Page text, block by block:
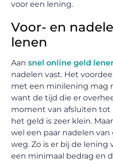
voor een lening.
Voor- en
lenen
Aansnel online geld
nadelen vast. Het
met een minilening mag
want de tijd die er
moment van afsluiten tot
het geld is zeer klein.
wel een paar nadelen
weg. Zo is er bij de lening
een minimaal bedrag en